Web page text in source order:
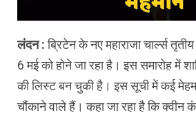
लंदन :ब्रिटेन के नए महाराजा चार्ल्स
6 मई को होने जा रहा है। इस समारोह में
की लिस्ट बन चुकी है। इस सूची में कई
चौंकाने वाले हैं। कहा जा रहा है कि क्वीन